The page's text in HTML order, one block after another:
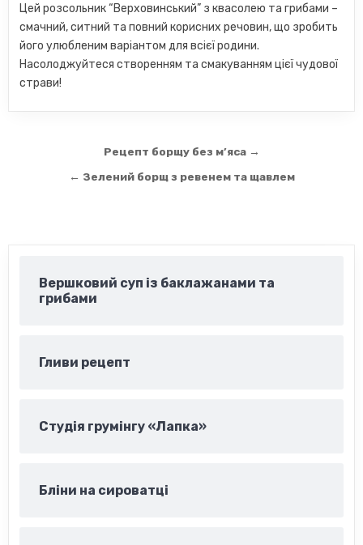
Цей розсольник “Верховинський” з квасолею та грибами –
смачний, ситний та повний корисних речовин, що зробить
його улюбленим варіантом для всієї родини.
Насолоджуйтеся створенням та смакуванням цієї чудової
страви!
Навігація
записів
Рецепт борщу без м’яса →
← Зелений борщ з ревенем та щавлем
Вершковий суп із баклажанами та
грибами
Гливи рецепт
Студія грумінгу «Лапка»
Бліни на сироватці